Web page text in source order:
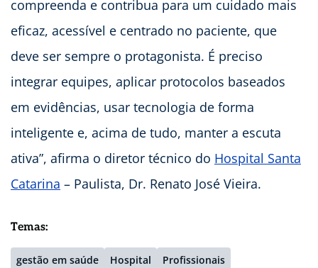
compreenda e contribua para um cuidado mais
eficaz, acessível e centrado no paciente, que
deve ser sempre o protagonista. É preciso
integrar equipes, aplicar protocolos baseados
em evidências, usar tecnologia de forma
inteligente e, acima de tudo, manter a escuta
ativa”, afirma o diretor técnico do Hospital Santa
Catarina – Paulista, Dr. Renato José Vieira.
Temas:
gestão em saúde Hospital
Profissionais